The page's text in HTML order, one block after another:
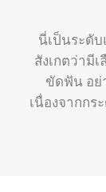
นี่เป็นระดั
สังเกตว่ามี
ขัดฟัน อย่
เนื่องจากกร